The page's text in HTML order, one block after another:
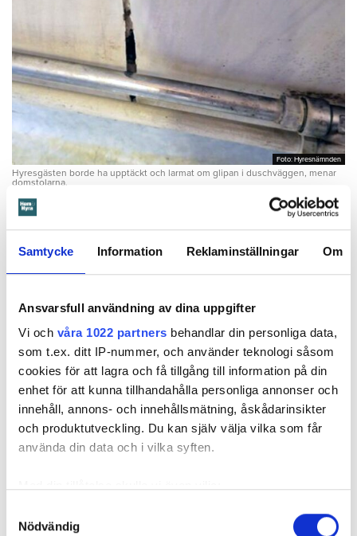
Samtycke Information Reklaminställningar Om
Ansvarsfull användning av dina uppgifter
Vi och våra 1022 partners behandlar din personliga data,
som t.ex. ditt IP-nummer, och använder teknologi såsom
cookies för att lagra och få tillgång till information på din
enhet för att kunna tillhandahålla personliga annonser och
innehåll, annons- och innehållsmätning, åskådarinsikter
och produktutveckling. Du kan själv välja vilka som får
använda din data och i vilka syften.
som kan ha en noggrannhet på upp till flera meter
Nödvändig
Foto: Hyresnämnden
Foto: Hyresnämnden
Hyresgästen borde ha upptäckt och larmat om glipan i duschväggen, menar
domstolarna.
Hyresgästen själv menar att hyresvärden under hela den tid
han bott där varken gjort några inspektioner eller något
underhåll av badrummet, och att det är anledningen till att
Tyckte inte renovering var nödvändig
Värden har en annan uppfattning, och påpekar att företaget
redan 2024 vände sig till hyresgästen med ett erbjudande
om att renovera hela lägenheten. Men då svarade
hyresgästen att både kök och badrum var i funktionellt
skick, och att det inte fanns behov av någon renovering.
Hade hyresgästen redan då varnat om sprickan hade
menar värden.
Hyresnämnden
gick på värdens linje och beslutade att